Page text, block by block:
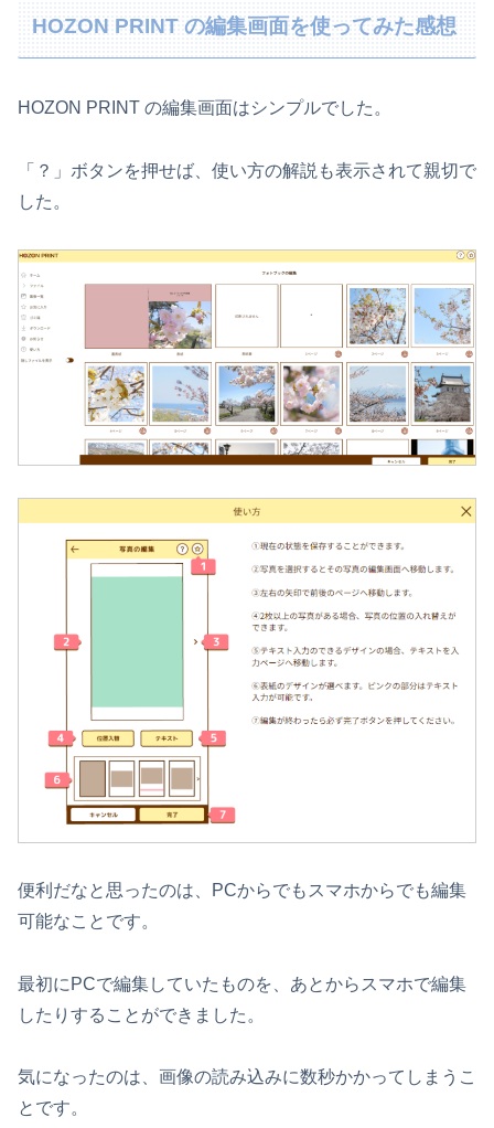
HOZON PRINT の編集画面を使ってみた感想
HOZON PRINT の編集画面はシンプルでした。
「？」ボタンを押せば、使い方の解説も表示されて親切で
した。
便利だなと思ったのは、PCからでもスマホからでも編集
可能なことです。
最初にPCで編集していたものを、あとからスマホで編集
したりすることができました。
気になったのは、画像の読み込みに数秒かかってしまうこ
とです。